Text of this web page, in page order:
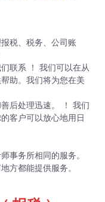
税、税务、公司账
联系 ！ 我们可以在从
助。我们将为您在美
后处理迅速。 ！ 我们
客户可以放心地用日
事务所相同的服务。
方都能提供服务。